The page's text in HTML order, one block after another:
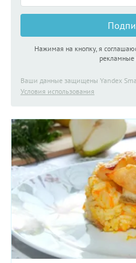
Нажимая на кнопку, я
Ваши данные защищены Yandex
Условия использования